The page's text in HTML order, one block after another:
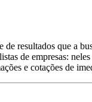
resultados que a
de empresas:
e cotações de